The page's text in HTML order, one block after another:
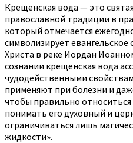
Крещенская вода — это
православной традиции в
который отмечается
символизирует
Христа в реке Иордан
сознании крещенская вода
чудодейственными
применяют при болезни и
чтобы правильно
понимать его духовный и
ограничиваться лишь
жидкости».